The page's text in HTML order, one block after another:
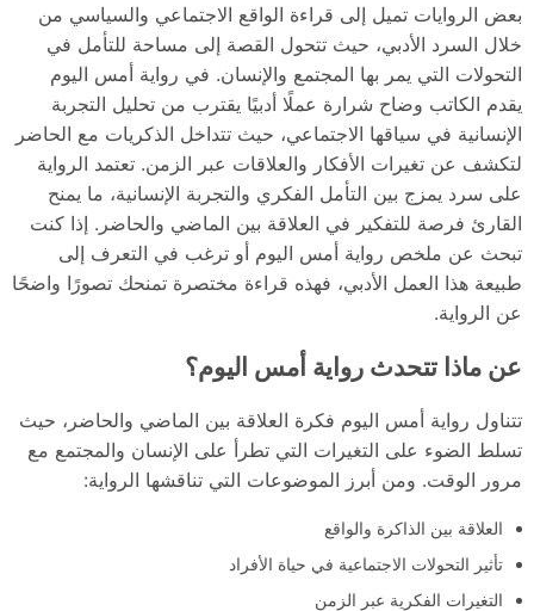
بعض الروايات تميل إلى قراءة الواقع الاجتماعي والسياسي من
خلال السرد الأدبي، حيث تتحول القصة إلى مساحة للتأمل في
التحولات التي يمر بها المجتمع والإنسان. في رواية أمس اليوم
يقدم الكاتب وضاح شرارة عملًا أدبيًا يقترب من تحليل التجربة
الإنسانية في سياقها الاجتماعي، حيث تتداخل الذكريات مع الحاضر
لتكشف عن تغيرات الأفكار والعلاقات عبر الزمن. تعتمد الرواية
على سرد يمزج بين التأمل الفكري والتجربة الإنسانية، ما يمنح
القارئ فرصة للتفكير في العلاقة بين الماضي والحاضر. إذا كنت
تبحث عن ملخص رواية أمس اليوم أو ترغب في التعرف إلى
طبيعة هذا العمل الأدبي، فهذه قراءة مختصرة تمنحك تصورًا واضحًا
عن الرواية.
عن ماذا تتحدث رواية أمس اليوم؟
تتناول رواية أمس اليوم فكرة العلاقة بين الماضي والحاضر، حيث
تسلط الضوء على التغيرات التي تطرأ على الإنسان والمجتمع مع
مرور الوقت. ومن أبرز الموضوعات التي تناقشها الرواية:
العلاقة بين الذاكرة والواقع
تأثير التحولات الاجتماعية في حياة الأفراد
التغيرات الفكرية عبر الزمن